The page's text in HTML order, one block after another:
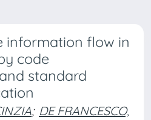
information flow in
code
standard
; DE FRANCESCO,